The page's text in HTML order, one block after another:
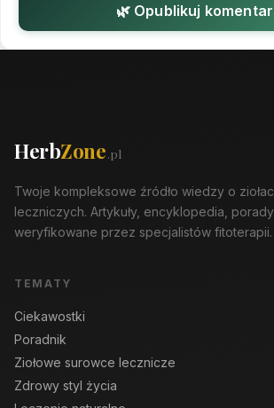
🌿 Opublikuj
HerbZone.pl
Twoje kompleksowe źródło wiedzy o
leczniczych. Artykuły, encyklopedia,
weryfikowane przez specjalistów fitoterapii.
TEMATY
Ciekawostki
Poradnik
Ziołowe surowce lecznicze
Zdrowy styl życia